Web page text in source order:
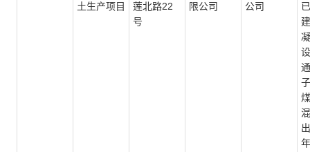
土生产项目
莲北路22
号
限公司
公司
建